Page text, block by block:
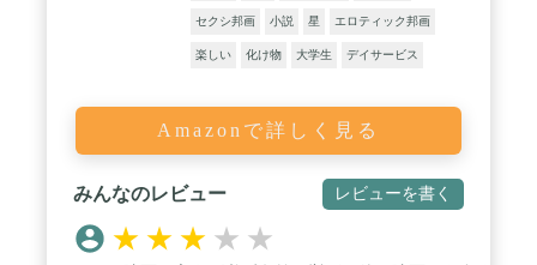
セクシ邦画 小説 星 エロティック邦画
楽しい 化け物 大学生 デイサービス
Amazonで詳しく見る
みんなのレビュー レビューを書く
★ ★ ★ ★ ★